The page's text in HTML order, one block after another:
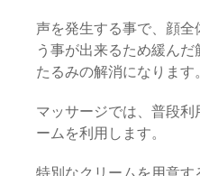
声を発生する事で、顔
う事が出来るため緩んだ
たるみの解消になります。
マッサージでは、普段利
ームを利用します。